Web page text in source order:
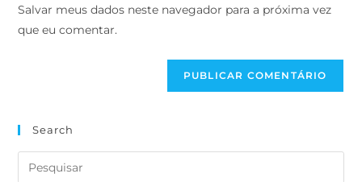
Salvar meus dados neste navegador para a próxima vez
que eu comentar.
Search